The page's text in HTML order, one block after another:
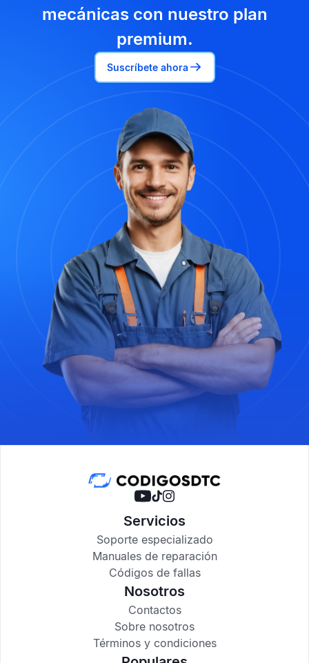
mecánicas con nuestro plan
premium.
Suscríbete ahora
Servicios
Soporte especializado
Manuales de reparación
Códigos de fallas
Nosotros
Contactos
Sobre nosotros
Términos y condiciones